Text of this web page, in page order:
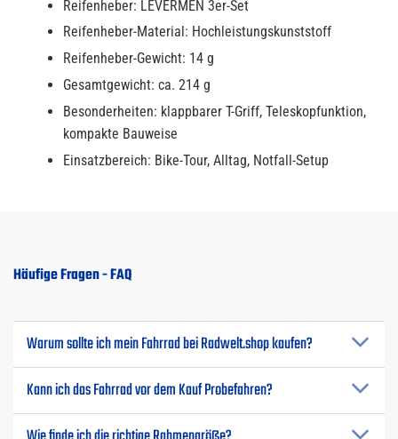
Reifenheber: LEVERMEN 3er-Set
Reifenheber-Material: Hochleistungskunststoff
Reifenheber-Gewicht: 14 g
Gesamtgewicht: ca. 214 g
Besonderheiten: klappbarer T-Griff, Teleskopfunktion,
kompakte Bauweise
Einsatzbereich: Bike-Tour, Alltag, Notfall-Setup
Häufige Fragen - FAQ
Warum sollte ich mein Fahrrad bei Radwelt.shop kaufen?
Kann ich das Fahrrad vor dem Kauf Probefahren?